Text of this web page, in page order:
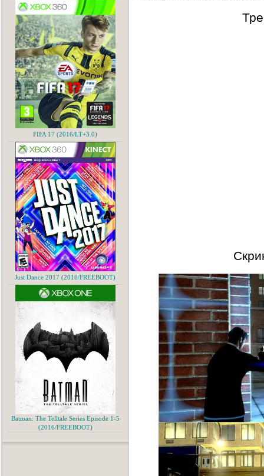
FIFA 17 (2016/LT+3.0)
Just Dance 2017 (2016/FREEBOOT)
Batman: The Telltale Series Episode 1-5
(2016/FREEBOOT)